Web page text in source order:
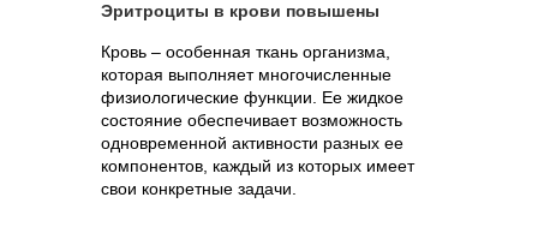
Эритроциты в крови повышены
Кровь – особенная ткань организма,
которая выполняет многочисленные
физиологические функции. Ее жидкое
состояние обеспечивает возможность
одновременной активности разных ее
компонентов, каждый из которых имеет
свои конкретные задачи.